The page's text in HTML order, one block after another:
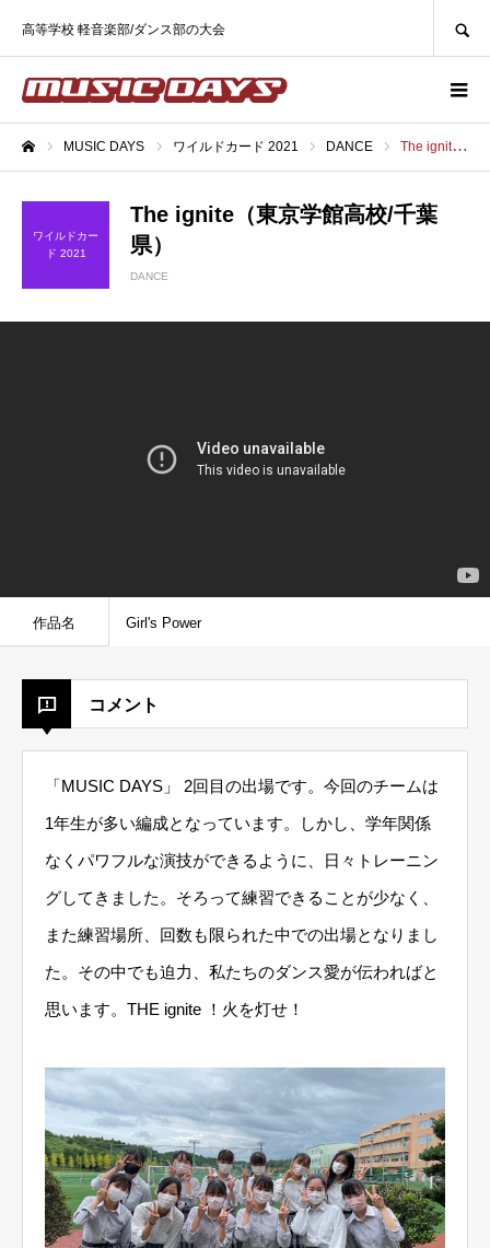
高等学校 軽音楽部/ダンス部の大会
MUSIC DAYS ワイルドカード 2021 DANCE The ignite（東京学館高校/千葉県）
ワイルドカー
ド 2021
The ignite（東京学館高校/千葉
県）
DANCE
作品名 Girl's Power
コメント
「MUSIC DAYS」 2回目の出場です。今回のチームは
1年生が多い編成となっています。しかし、学年関係
なくパワフルな演技ができるように、日々トレーニン
グしてきました。そろって練習できることが少なく、
また練習場所、回数も限られた中での出場となりまし
た。その中でも迫力、私たちのダンス愛が伝わればと
思います。THE ignite ！火を灯せ！